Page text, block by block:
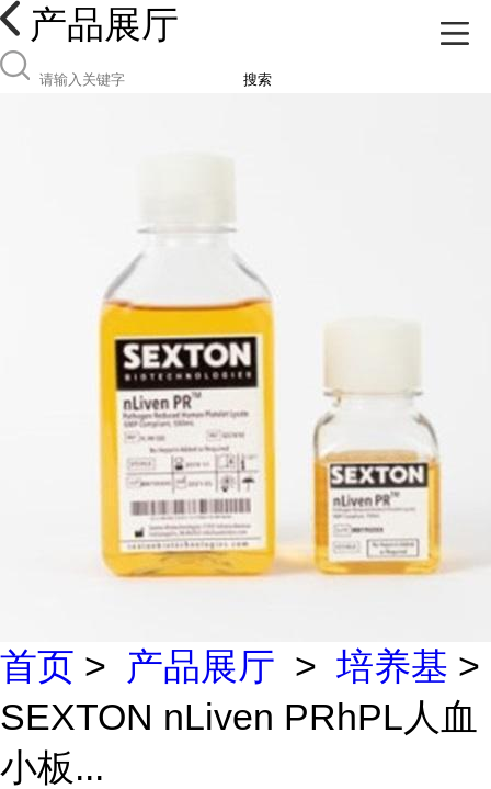
产品展厅
搜索
首页 > 产品展厅 > 培养基 >
SEXTON nLiven PRhPL人血
小板...